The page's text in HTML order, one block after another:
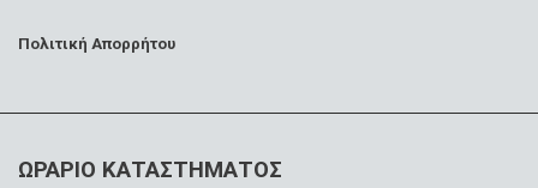
Πολιτική Απορρήτου
ΩΡΑΡΙΟ ΚΑΤΑΣΤΗΜΑΤΟΣ